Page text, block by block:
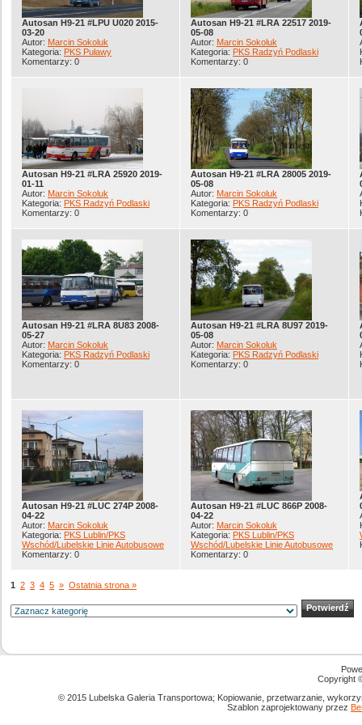
Autosan H9-21 #LPU U020 2015-
03-20
Autor: Marcin Sokoluk
Kategoria: PKS Puławy
Komentarzy: 0
Autosan H9-21 #LRA 22517 2019-
05-08
Autor: Marcin Sokoluk
Kategoria: PKS Radzyń Podlaski
Komentarzy: 0
Autosan H9-21 #LRA 25920 2019-
01-11
Autor: Marcin Sokoluk
Kategoria: PKS Radzyń Podlaski
Komentarzy: 0
Autosan H9-21 #LRA 28005 2019-
05-08
Autor: Marcin Sokoluk
Kategoria: PKS Radzyń Podlaski
Komentarzy: 0
Autosan H9-21 #LRA 8U83 2008-
05-27
Autor: Marcin Sokoluk
Kategoria: PKS Radzyń Podlaski
Komentarzy: 0
Autosan H9-21 #LRA 8U97 2019-
05-08
Autor: Marcin Sokoluk
Kategoria: PKS Radzyń Podlaski
Komentarzy: 0
Autosan H9-21 #LUC 274P 2008-
04-22
Autor: Marcin Sokoluk
Kategoria: PKS Lublin/PKS
Wschód/Lubelskie Linie Autobusowe
Komentarzy: 0
Autosan H9-21 #LUC 866P 2008-
04-22
Autor: Marcin Sokoluk
Kategoria: PKS Lublin/PKS
Wschód/Lubelskie Linie Autobusowe
Komentarzy: 0
1 2 3 4 5 » Ostatnia strona »
Copyright
© 2015 Lubelska Galeria Transportowa; Kopiowanie, przetwarzanie,
Szablon zaprojektowany przez